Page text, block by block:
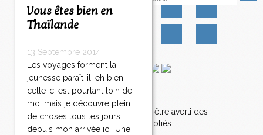
Vous êtes bien en
Thaïlande
13 Septembre 2014
Les voyages forment la
jeunesse paraît-il, eh bien,
celle-ci est pourtant loin de
moi mais je découvre plein
de choses tous les jours
depuis mon arrivée ici. Une
Newsletter
Abonnez-vous pour être averti des
nouveaux articles publiés.